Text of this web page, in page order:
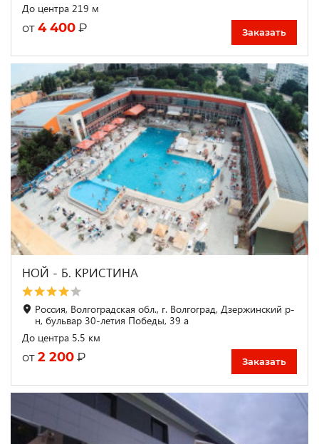
До центра 219 м
от 4 400 ₽ Заказать
НОЙ - Б. КРИСТИНА
Россия, Волгоградская обл., г. Волгоград, Дзержинский р-
н, бульвар 30-летия Победы, 39 а
До центра 5.5 км
от 2 200 ₽ Заказать